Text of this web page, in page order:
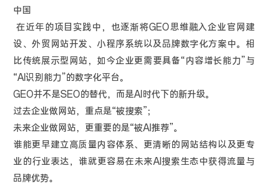
中国
在近年的项目实践中，也逐渐将GEO思维融入企业官网建
设、外贸网站开发、小程序系统以及品牌数字化方案中。相
比传统展示型网站，如今企业更需要具备“内容增长能力”与
“AI识别能力”的数字化平台。
GEO并不是SEO的替代，而是AI时代下的新升级。
过去企业做网站，重点是“被搜索”；
未来企业做网站，更重要的是“被AI推荐”。
谁能更早建立高质量内容体系、更清晰的网站结构以及更专
业的行业表达，谁就更容易在未来AI搜索生态中获得流量与
品牌优势。